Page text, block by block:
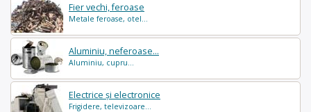
Fier vechi, feroase
Metale feroase, otel...
Aluminiu, neferoase...
Aluminiu, cupru...
Electrice și electronice
Frigidere, televizoare...